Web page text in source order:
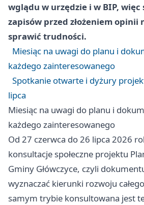
wglądu w urzędzie i w BIP,
zapisów przed złożeniem opinii
sprawić trudności.
Miesiąc na uwagi do planu i
każdego zainteresowanego
Spotkanie otwarte i dyżury
lipca
Miesiąc na uwagi do planu i
każdego zainteresowanego
Od 27 czerwca do 26 lipca 2026
konsultacje społeczne projektu
Gminy Główczyce, czyli
wyznaczać kierunki rozwoju
samym trybie konsultowana jest